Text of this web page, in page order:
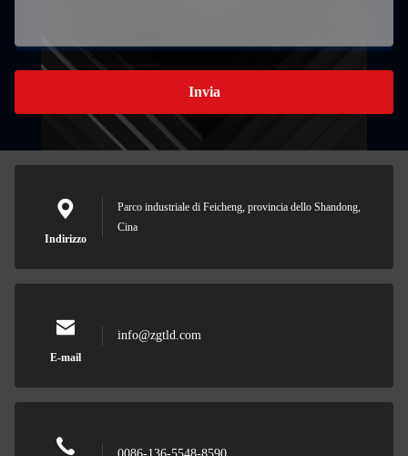
Invia
Indirizzo
Parco industriale di Feicheng, provincia dello Shandong,
Cina
E-mail
info@zgtld.com